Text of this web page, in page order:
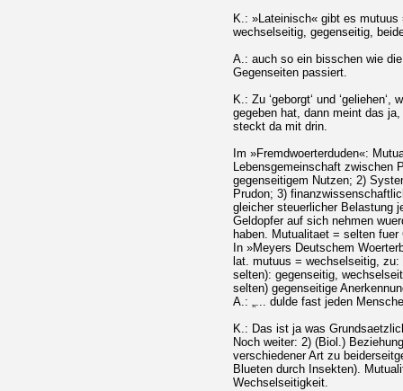
K.: »Lateinisch« gibt es
wechselseitig, gegenseitig,
A.: auch so ein bisschen wie
Gegenseiten passiert.
K.: Zu ‘geborgt‘ und
gegeben hat, dann meint das
steckt da mit drin.
Im »Fremdwoerterduden«:
Lebensgemeinschaft zwischen
gegenseitigem Nutzen; 2)
Prudon; 3)
gleicher steuerlicher Belastung
Geldopfer auf sich nehmen
haben. Mutualitaet = selten
In »Meyers Deutschem
lat. mutuus = wechselseitig,
selten): gegenseitig,
selten) gegenseitige
A.: „... dulde fast jeden
K.: Das ist ja was
Noch weiter: 2) (Biol.)
verschiedener Art zu
Blueten durch Insekten).
Wechselseitigkeit.